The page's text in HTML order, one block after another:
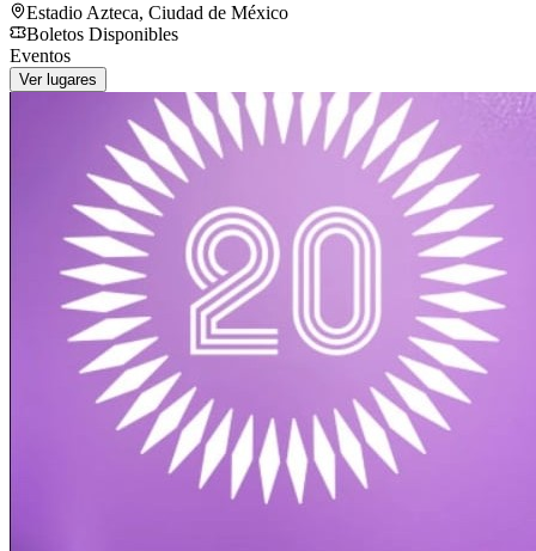
Estadio Azteca, Ciudad de México
Boletos Disponibles
Eventos
Ver lugares